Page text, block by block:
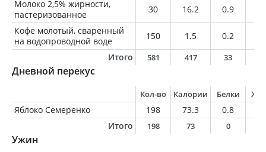
Молоко 2,5% жирности,
пастеризованное
30 16.2 0.9
Кофе молотый, сваренный
на водопроводной воде
150 1.5 0.2
Итого
581 417 33
Дневной перекус
Кол-во Калории Белки
Яблоко Семеренко 198 73.3 0.8
Итого
198 73 0
Ужин